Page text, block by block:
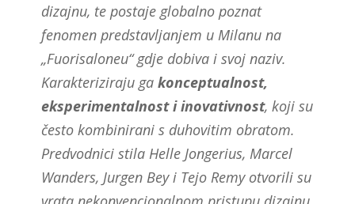
dizajnu, te postaje globalno poznat
fenomen predstavljanjem u Milanu na
„Fuorisaloneu“ gdje dobiva i svoj naziv.
Karakteriziraju ga konceptualnost,
eksperimentalnost i inovativnost, koji su
često kombinirani s duhovitim obratom.
Predvodnici stila Helle Jongerius, Marcel
Wanders, Jurgen Bey i Tejo Remy otvorili su